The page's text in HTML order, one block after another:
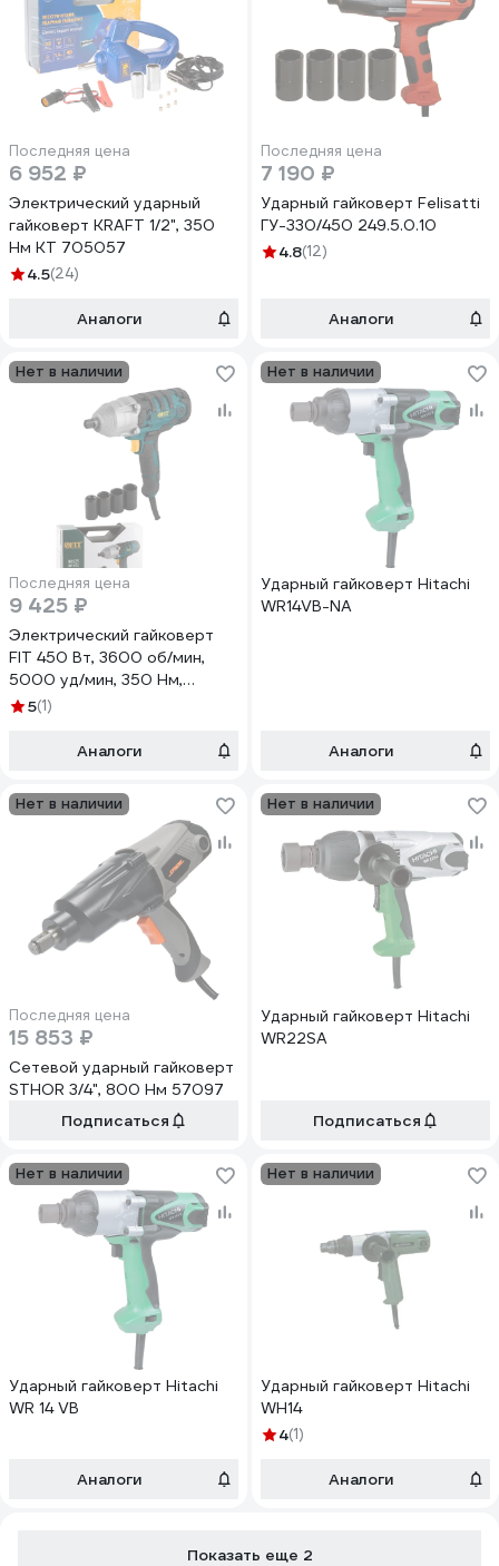
Последняя цена
6 952 ₽
Электрический ударный
гайковерт KRAFT 1/2", 350
Нм KT 705057
4.5(24)
Аналоги
Последняя цена
7 190 ₽
Ударный гайковерт Felisatti
ГУ-330/450 249.5.0.10
4.8(12)
Аналоги
Нет в наличии
Последняя цена
9 425 ₽
Электрический гайковерт
FIT 450 Вт, 3600 об/мин,
5000 уд/мин, 350 Нм,
быстрая смена щеток,
5(1)
Аналоги
Нет в наличии
Ударный гайковерт Hitachi
WR14VB-NA
Аналоги
Нет в наличии
Последняя цена
15 853 ₽
Сетевой ударный гайковерт
STHOR 3/4", 800 Нм 57097
Подписаться
Нет в наличии
Ударный гайковерт Hitachi
WR22SA
Подписаться
Нет в наличии
Ударный гайковерт Hitachi
WR 14 VB
Аналоги
Нет в наличии
Ударный гайковерт Hitachi
WH14
4(1)
Аналоги
Показать еще 2